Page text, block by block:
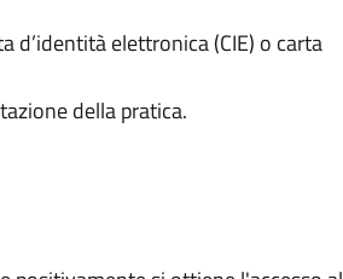
d’identità elettronica (CIE) o carta
della pratica.